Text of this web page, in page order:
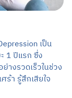
เป็น
1 ปีแรก ซึ่ง
างรวดเร็วในช่วง
ร้า รู้สึกเสียใจ